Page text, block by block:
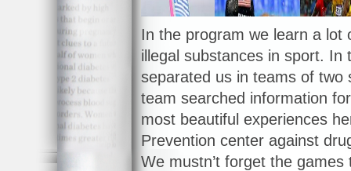
In the program we learn a lot
illegal substances in sport. In
separated us in teams of two
team searched information
most beautiful experiences
Prevention center against
We mustn’t forget the